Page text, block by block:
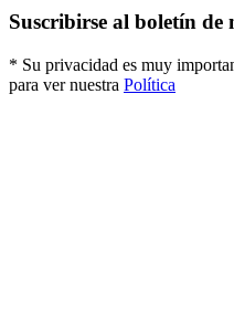
Suscribirse al boletín de
* Su privacidad es muy
para ver nuestra Política